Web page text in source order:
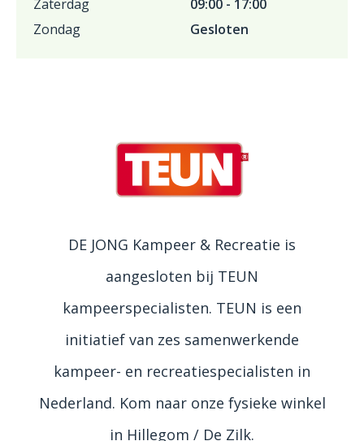
Zaterdag
09:00 - 17:00
Zondag
Gesloten
DE JONG Kampeer & Recreatie is
aangesloten bij TEUN
kampeerspecialisten. TEUN is een
initiatief van zes samenwerkende
kampeer- en recreatiespecialisten in
Nederland. Kom naar onze fysieke winkel
in Hillegom / De Zilk.